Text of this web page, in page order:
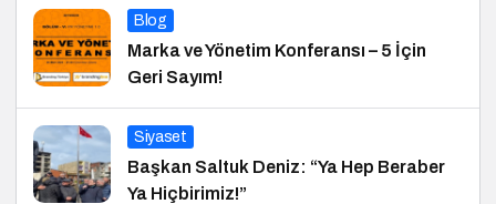
Blog
Marka ve Yönetim Konferansı – 5 İçin
Geri Sayım!
Siyaset
Başkan Saltuk Deniz: “Ya Hep Beraber
Ya Hiçbirimiz!”